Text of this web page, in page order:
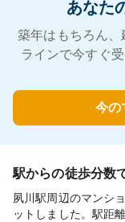
あなた
築年はもちろん
ラインで今すぐ
今の
駅からの徒歩分数
夙川駅周辺のマンシ
ットしました。駅距